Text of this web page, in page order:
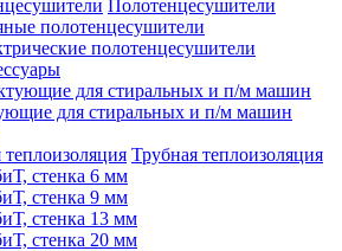
Полотенцесушители
полотенцесушители
полотенцесушители
для стиральных и п/м машин
Трубная теплоизоляция
стенка 6 мм
стенка 9 мм
стенка 13 мм
стенка 20 мм